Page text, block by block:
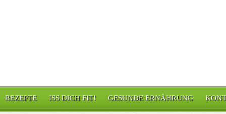
REZEPTE ISS DICH FIT! GESUNDE ERNÄHRUNG